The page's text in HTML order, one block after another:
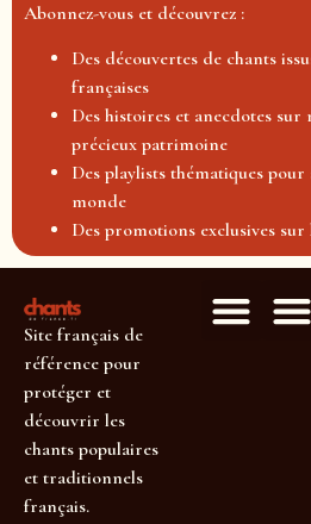
Abonnez-vous et découvrez :
Des découvertes de chants
françaises
Des histoires et anecdotes
précieux patrimoine
Des playlists thématiques
monde
Des promotions exclusives sur
Site français de
référence pour
protéger et
découvrir les
chants populaires
et traditionnels
français.